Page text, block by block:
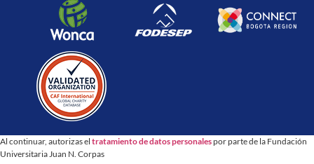
Al continuar, autorizas el tratamiento de datos personalespor parte de la Fundación
Universitaria Juan N. Corpas